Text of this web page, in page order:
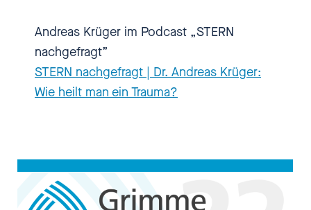
Also, manche sagen ja zu allen,
auch zu den Jugendlichen und
jungen Erwachsenen, immer
gleich "Du".
[00:02:08.160] - Andreas Krüger
Andreas Krüger im Podcast „STERN
nachgefragt”
STERN nachgefragt | Dr. Andreas Krüger:
Wie heilt man ein Trauma?